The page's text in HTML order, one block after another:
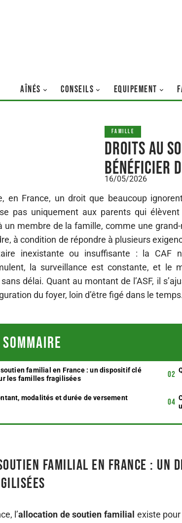
AÎNÉS CONSEILS EQUIPEMENT
FAMILLE
Droits au
bénéficier
16/05/2026
en France, un droit que beaucoup
pas uniquement aux parents qui
un membre de la famille, comme une
à condition de répondre à plusieurs
inexistante ou insuffisante : la CAF
la surveillance est constante, et le
délai. Quant au montant de l’ASF, il
du foyer, loin d’être figé dans le
SOMMAIRE
familial en France : un dispositif clé
les familles fragilisées
modalités et durée de versement
familial en France :
l’allocation de soutien familial existe